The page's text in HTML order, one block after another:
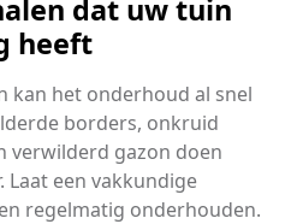
dat uw tuin
heeft
kan het onderhoud al snel
borders, onkruid
verwilderd gazon doen
Laat een vakkundige
regelmatig onderhouden.